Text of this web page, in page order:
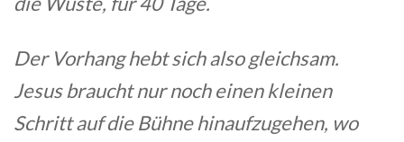
Der Vorhang hebt sich also gleichsam.
Jesus braucht nur noch einen kleinen
Schritt auf die Bühne hinaufzugehen, wo